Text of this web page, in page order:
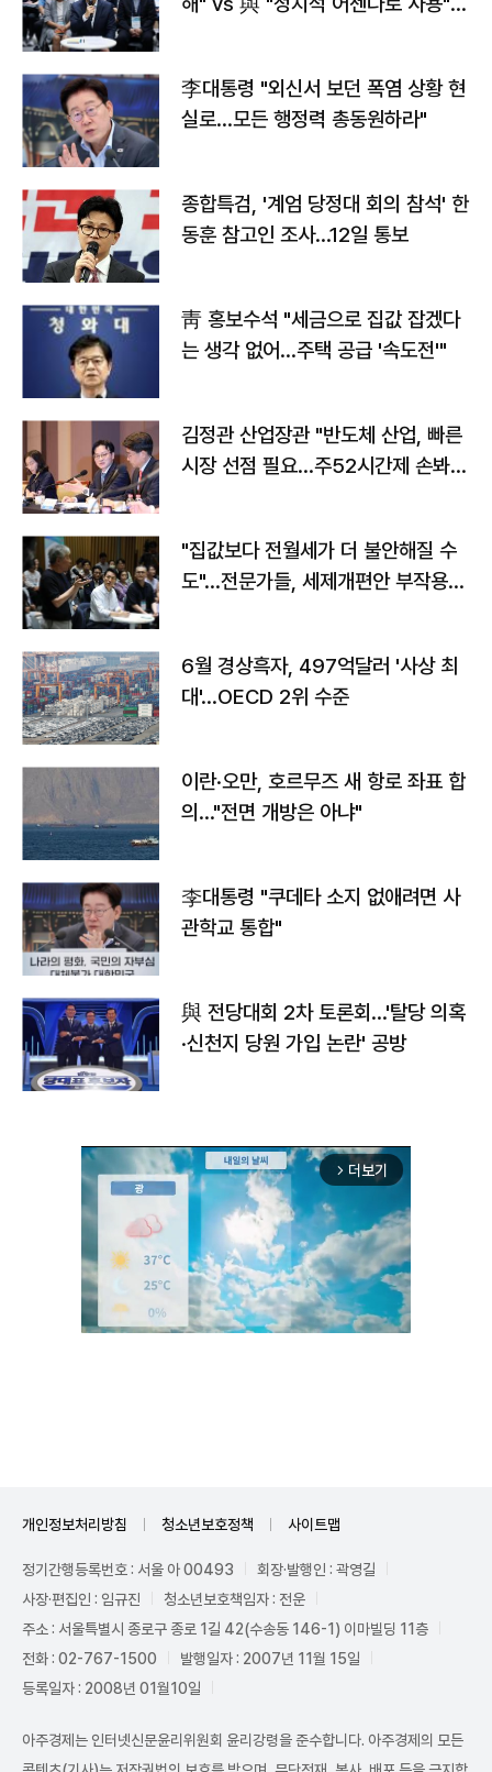
李대통령 "외신서 보던 폭염 상황 현
실로…모든 행정력 총동원하라"
종합특검, '계엄 당정대 회의 참석' 한
동훈 참고인 조사...12일 통보
靑 홍보수석 "세금으로 집값 잡겠다
는 생각 없어…주택 공급 '속도전'"
김정관 산업장관 "반도체 산업, 빠른
시장 선점 필요…주52시간제 손봐
"집값보다 전월세가 더 불안해질 수
도"…전문가들, 세제개편안 부작용
6월 경상흑자, 497억달러 '사상 최
대'…OECD 2위 수준
이란·오만, 호르무즈 새 항로 좌표 합
의…"전면 개방은 아냐"
李대통령 "쿠데타 소지 없애려면 사
관학교 통합"
與 전당대회 2차 토론회…'탈당 의혹
·신천지 당원 가입 논란' 공방
arrow_forward_ios 더보기
개인정보처리방침 청소년보호정책 사이트맵
정기간행등록번호 : 서울 아 00493
회장·발행인 : 곽영길
사장·편집인 : 임규진
청소년보호책임자 : 전운
주소 : 서울특별시 종로구 종로 1길 42(수송동 146-1) 이마빌딩 11층
전화 : 02-767-1500
발행일자 : 2007년 11월 15일
등록일자 : 2008년 01월10일
아주경제는 인터넷신문윤리위원회 윤리강령을 준수합니다. 아주경제의 모든